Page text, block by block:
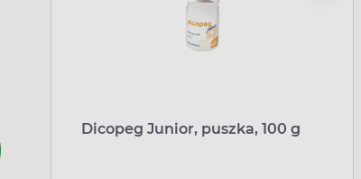
Dicopeg Junior, puszka, 100 g